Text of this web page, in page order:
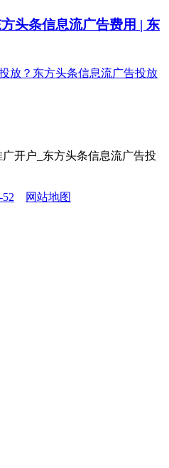
头条信息流广告费用 | 东
放？东方头条信息流广告投放
开户_东方头条信息流广告投
网站地图